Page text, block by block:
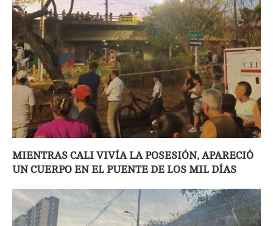
MIENTRAS CALI VIVÍA LA POSESIÓN, APARECIÓ
UN CUERPO EN EL PUENTE DE LOS MIL DÍAS